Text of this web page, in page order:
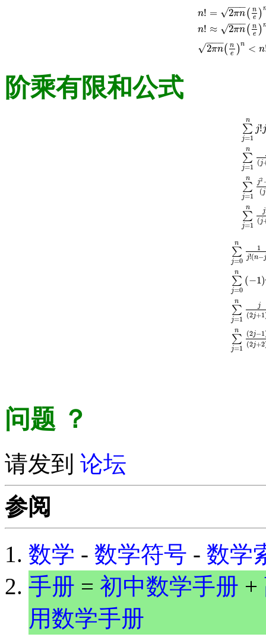
n! = 2πn
− −
−
√ ( n
e )
n! ≈ 2πn
− −
−
√ ( n
e )
2πn
− −
−
√ ( n
e )n < n
n!= 2π n(ne)neθ12n
阶乘有限和公式
∑
j=1
n
j!
∑
j=1
n
(j
∑
j=1
n
j2
(j
∑
j=1
n
j
(j
∑
∑
j=0
n
1
j!(n−j
∑
j=0
n
(−1)
∑
j=1
n
j
(2j+1
∑
j=1
n (2j−1
(2j+2
∑
问题 ？
请发到 论坛
参阅
数学 - 数学符号 - 数学
手册 = 初中数学手册 +
用数学手册